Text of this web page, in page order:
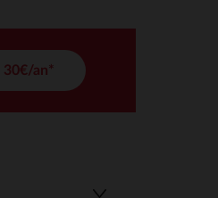
30€/an*